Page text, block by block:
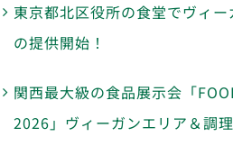
東京都北区役所の食堂でヴィ
の提供開始！
関西最大級の食品展示会「
2026」ヴィーガンエリア＆調